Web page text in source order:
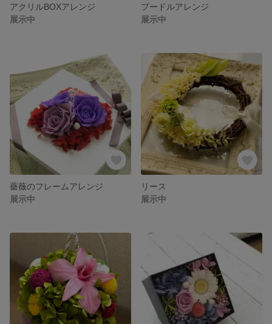
アクリルBOXアレンジ
展示中
プードルアレンジ
展示中
薔薇のフレームアレンジ
展示中
リース
展示中